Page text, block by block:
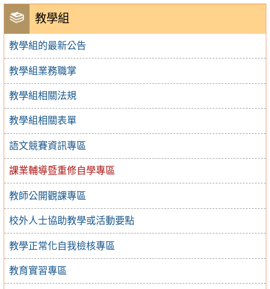
教學組
教學組的最新公告
教學組業務職掌
教學組相關法規
教學組相關表單
語文競賽資訊專區
課業輔導暨重修自學專區
教師公開觀課專區
校外人士協助教學或活動要點
教學正常化自我檢核專區
教育實習專區